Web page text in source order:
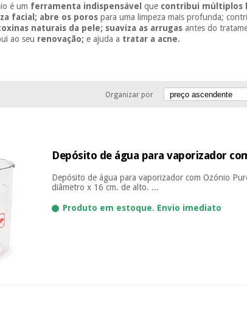
é um ferramenta indispensável que contribui múltiplos
facial; abre os poros para uma limpeza mais profunda;
naturais da pele; suaviza as arrugas antes do
ao seu renovação; e ajuda a tratar a acne.
Organizar por
Depósito de água para vaporizador
Depósito de água para vaporizador com Ozónio
diâmetro x 16 cm. de alto. ...
Produto em estoque. Envio imediato